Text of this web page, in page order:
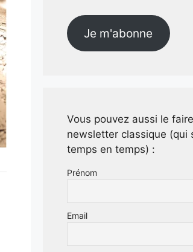
Je m'abonne
Vous pouvez aussi le
newsletter classique (qui
temps en temps) :
Prénom
Email